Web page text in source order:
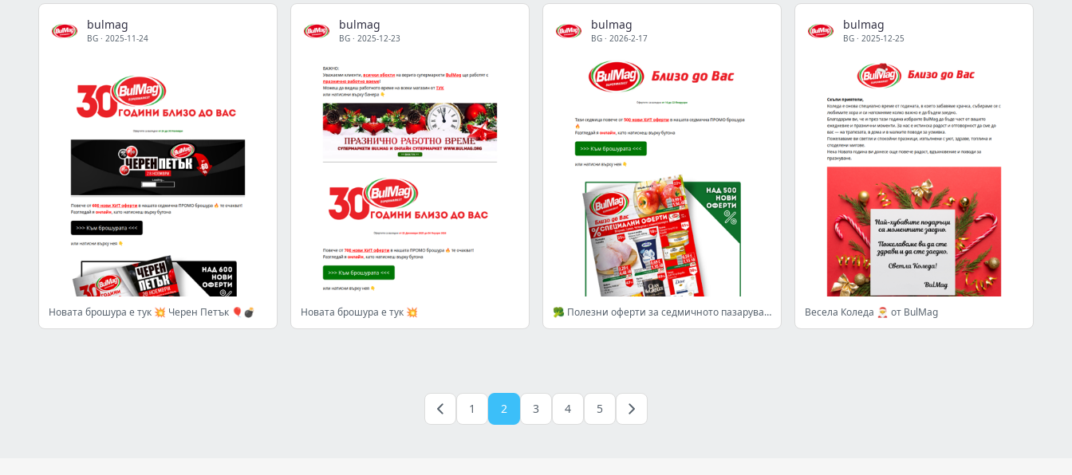
bulmag
BG · 2025-11-24
Новата брошура е тук 💥 Черен Петък 🎈💣
bulmag
BG · 2025-12-23
Новата брошура е тук 💥
bulmag
BG · 2026-2-17
🥦 Полезни оферти за седмичното пазаруване
bulmag
BG · 2025-12-25
Весела Коледа 🎅 от BulMag
1 2 3 4 5